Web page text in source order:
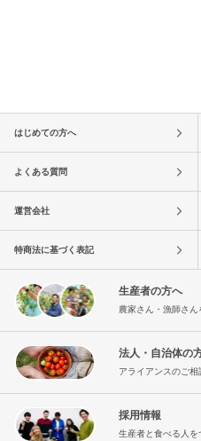
はじめての方へ
よくある質問
運営会社
特商法に基づく表記
生産者の方へ
農家さん・漁師さ
法人・自治体の
アライアンスのご相
採用情報
生産者と食べる人を